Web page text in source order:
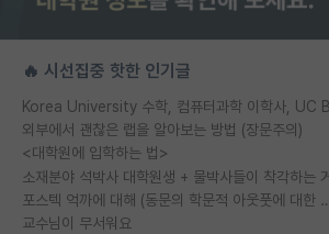
🔥 시선집중 핫한 인기글
외부에서 괜찮은 랩을 알아보는 방법 (장문주의)
<대학원에 입학하는 법>
소재분야 석박사 대학원생 + 물박사들이 착각하는 거
포스텍 억까에 대해 (동문
교수님이 무서워요